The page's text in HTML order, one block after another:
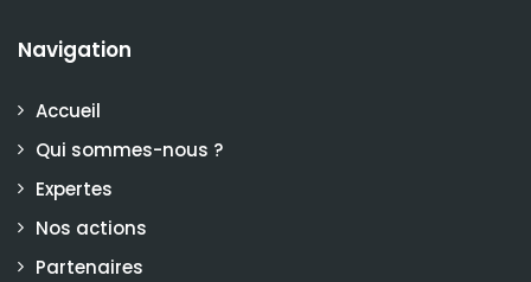
Navigation
Accueil
Qui sommes-nous ?
Expertes
Nos actions
Partenaires